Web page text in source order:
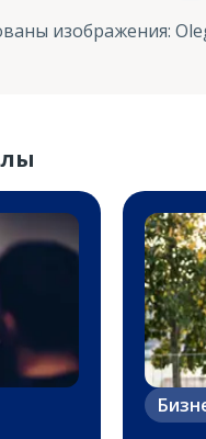
изображения: